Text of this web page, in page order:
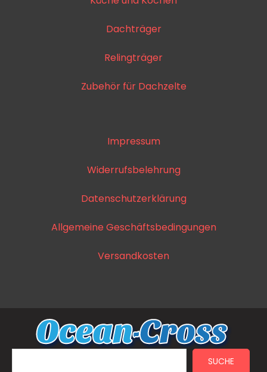
Dachträger
Relingträger
Zubehör für Dachzelte
Impressum
Widerrufsbelehrung
Datenschutzerklärung
Allgemeine Geschäftsbedingungen
Versandkosten
SUCHE